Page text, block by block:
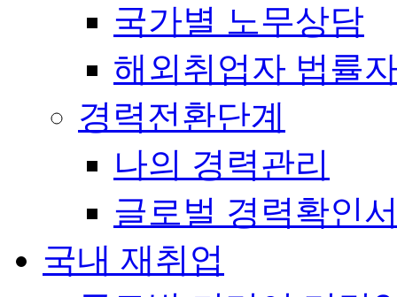
국가별 노무상담
해외취업자 법률
경력전환단계
나의 경력관리
글로벌 경력확인
국내 재취업